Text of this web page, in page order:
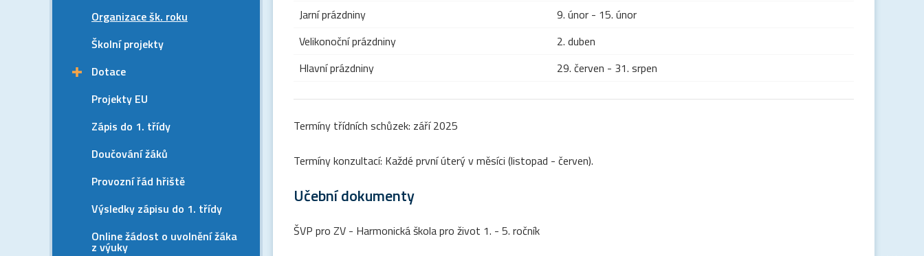
Organizace šk. roku
Školní projekty
Dotace
Projekty EU
Zápis do 1. třídy
Doučování žáků
Provozní řád hřiště
Výsledky zápisu do 1. třídy
Online žádost o uvolnění žáka
z výuky
Jarní prázdniny
9. únor - 15. únor
Velikonoční prázdniny
2. duben
Hlavní prázdniny
29. červen - 31. srpen
Termíny třídních schůzek: září 2025
Termíny konzultací: Každé první úterý v měsíci (listopad - červen).
Učební dokumenty
ŠVP pro ZV - Harmonická škola pro život 1. - 5. ročník